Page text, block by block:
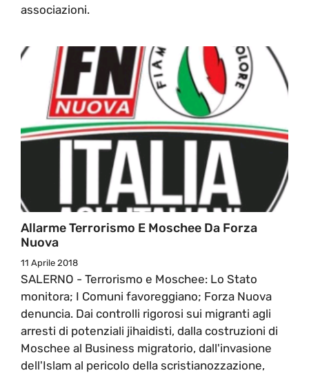
associazioni.
Allarme Terrorismo E Moschee Da Forza
Nuova
11 Aprile 2018
SALERNO - Terrorismo e Moschee: Lo Stato
monitora; I Comuni favoreggiano; Forza Nuova
denuncia. Dai controlli rigorosi sui migranti agli
arresti di potenziali jihaidisti, dalla costruzioni di
Moschee al Business migratorio, dall'invasione
dell'Islam al pericolo della scristianozzazione,